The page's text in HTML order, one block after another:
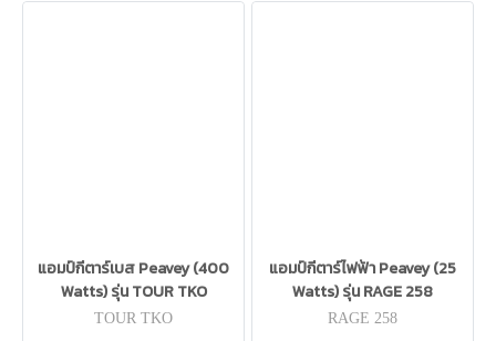
แอมป์กีตาร์เบส Peavey (400
Watts) รุ่น TOUR TKO
TOUR TKO
แอมป์กีตาร์ไฟฟ้า Peavey (25
Watts) รุ่น RAGE 258
RAGE 258